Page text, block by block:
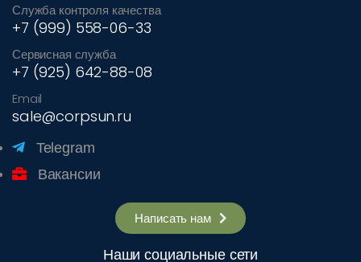
Служба контроля качества
+7 (999) 558-06-33
Сервисная служба
+7 (925) 642-88-08
Email
sale@corpsun.ru
Telegram
Вакансии
Написать нам
Наши социальные сети